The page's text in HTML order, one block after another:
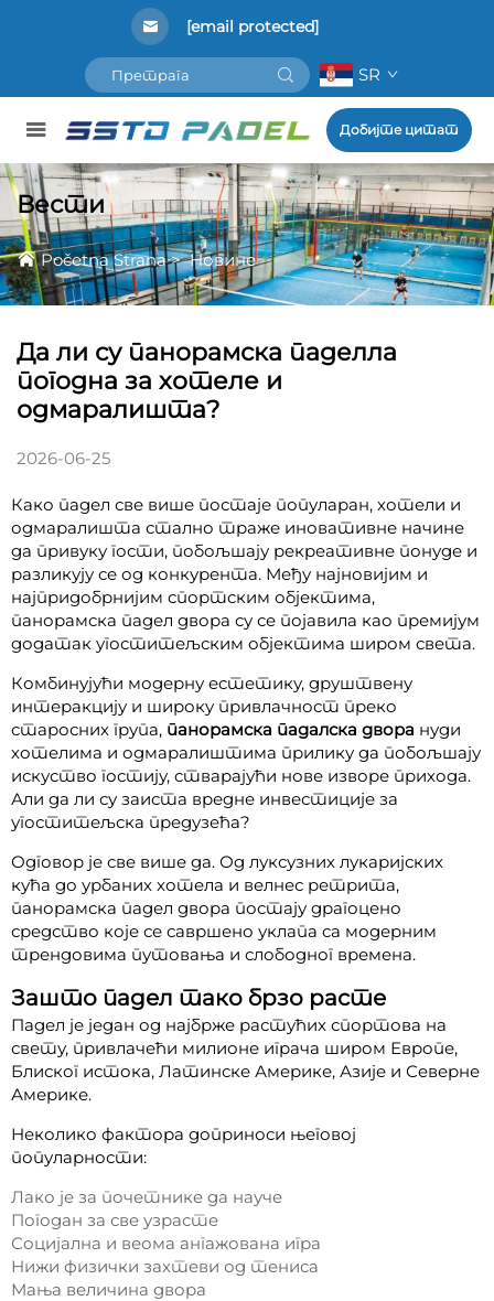
[email protected]
SR
Добијте цитат
Вести
Početna Strana>Новине
Да ли су панорамска паделла
погодна за хотеле и
одмаралишта?
2026-06-25
Како падел све више постаје популаран, хотели и
одмаралишта стално траже иновативне начине
да привуку гости, побољшају рекреативне понуде и
разликују се од конкурента. Међу најновијим и
најпридобрнијим спортским објектима,
панорамска падел двора су се појавила као премијум
додатак угоститељским објектима широм света.
Комбинујући модерну естетику, друштвену
интеракцију и широку привлачност преко
старосних група, панорамска падалска двора нуди
хотелима и одмаралиштима прилику да побољшају
искуство гостију, стварајући нове изворе прихода.
Али да ли су заиста вредне инвестиције за
угоститељска предузећа?
Одговор је све више да. Од луксузних лукаријских
кућа до урбаних хотела и велнес ретрита,
панорамска падел двора постају драгоцено
средство које се савршено уклапа са модерним
трендовима путовања и слободног времена.
Зашто падел тако брзо расте
Падел је један од најбрже растућих спортова на
свету, привлачећи милионе играча широм Европе,
Блиског истока, Латинске Америке, Азије и Северне
Америке.
Неколико фактора доприноси његовој
популарности:
Лако је за почетнике да науче
Погодан за све узрасте
Социјална и веома ангажована игра
Нижи физички захтеви од тениса
Мања величина двора